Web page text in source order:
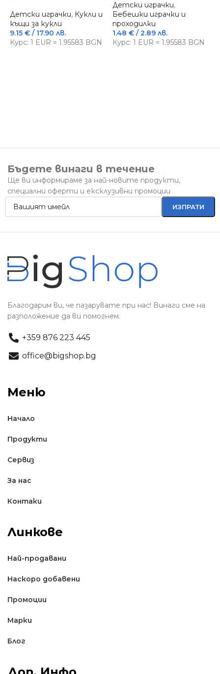
Детски играчки, Кукли и
къщи за кукли
9.15 € / 17.90 лв.
Курс: 1 EUR = 1.95583 BGN
Детски играчки,
Бебешки играчки и
проходилки
1.48 €/ 2.89 лв.
Курс: 1 EUR = 1.95583 BGN
Бъдете винаги в течение
Ще ви информираме за най-новите продукти,
специални оферти и ексклузивни промоции
Благодарим ви, че пазарувате при нас! Винаги сме на
разположение да ви помогнем.
+359 876 223 445
office@bigshop.bg
Меню
Начало
Продукти
Сервиз
За нас
Контаки
Линкове
Най-продавани
Наскоро добавени
Промоции
Марки
Блог